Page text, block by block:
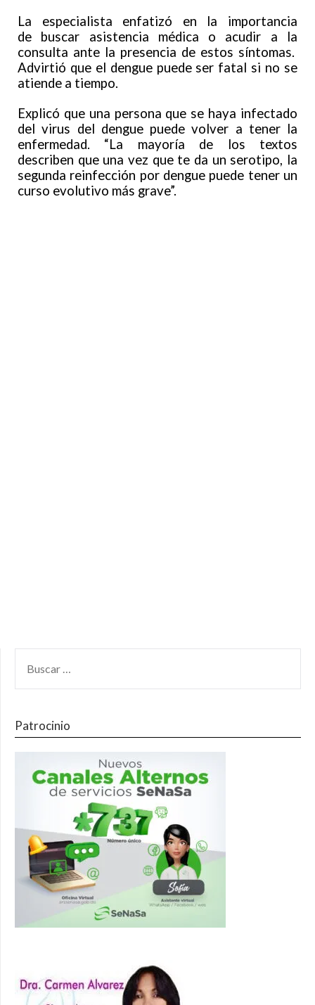
La especialista enfatizó en la importancia
de buscar asistencia médica o acudir a la
consulta ante la presencia de estos síntomas.
Advirtió que el dengue puede ser fatal si no se
atiende a tiempo.
Explicó que una persona que se haya infectado
del virus del dengue puede volver a tener la
enfermedad. “La mayoría de los textos
describen que una vez que te da un serotipo, la
segunda reinfección por dengue puede tener un
curso evolutivo más grave”.
Patrocinio